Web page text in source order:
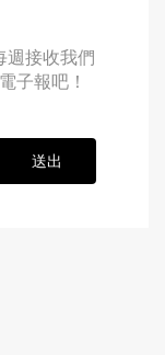
週接收我們
子報吧！
送出